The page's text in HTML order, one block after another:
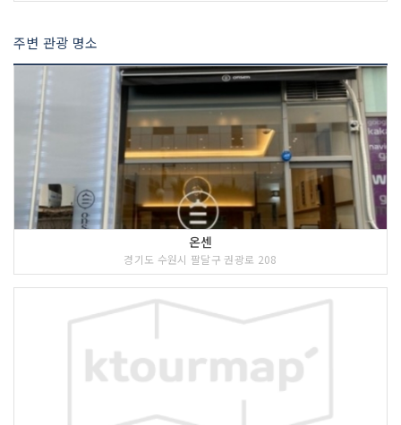
주변 관광 명소
온센
경기도 수원시 팔달구 권광로 208